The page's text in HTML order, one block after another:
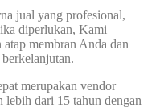
jual yang profesional,
diperlukan, Kami
membran Anda dan
merupakan vendor
lebih dari 15 tahun dengan